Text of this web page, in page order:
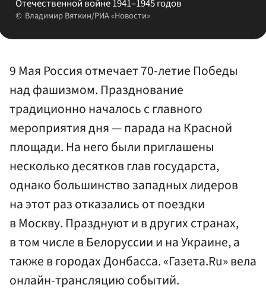
Отечественной войне 1941–1945 годов
Владимир Вяткин/РИА «Новости»
9 Мая Россия отмечает 70-летие Победы
над фашизмом. Празднование
традиционно началось с главного
мероприятия дня — парада на Красной
площади. На него были приглашены
несколько десятков глав государста,
однако большинство западных лидеров
на этот раз отказались от поездки
в Москву. Празднуют и в других странах,
в том числе в Белоруссии и на Украине, а
также в городах Донбасса. «Газета.Ru» вела
онлайн-трансляцию событий.